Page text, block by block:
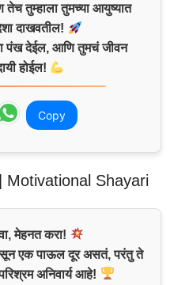
तेच तुम्हाला तुमच्या आयुष्यात
दाखवतील!
पंख देईल, आणि तुमचं जीवन
होईल!
Copy
Motivational Shayari
मेहनत करा!
एक पाऊल दूर असतं, परंतु ते
अनिवार्य आहे!